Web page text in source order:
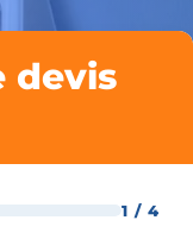
devis
1 / 4